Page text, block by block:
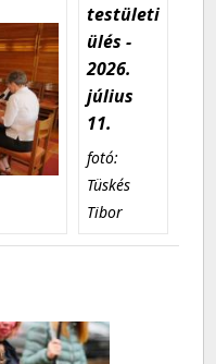
testületi
ülés -
2026.
július
11.
fotó:
Tüskés
Tibor